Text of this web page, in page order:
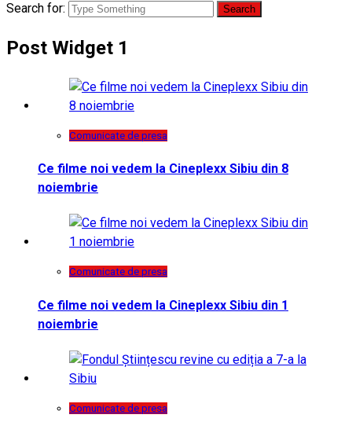
Search for:
Post Widget 1
Comunicate de presa
Ce filme noi vedem la Cineplexx Sibiu din 8
noiembrie
Comunicate de presa
Ce filme noi vedem la Cineplexx Sibiu din 1
noiembrie
Comunicate de presa